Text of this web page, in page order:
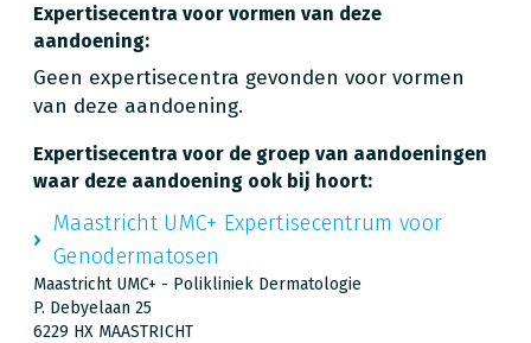
Expertisecentra voor vormen van deze
aandoening:
Geen expertisecentra gevonden voor vormen
van deze aandoening.
Expertisecentra voor de groep van aandoeningen
waar deze aandoening ook bij hoort:
Maastricht UMC+ Expertisecentrum voor
Genodermatosen
Maastricht UMC+ - Polikliniek Dermatologie
P. Debyelaan 25
6229 HX MAASTRICHT